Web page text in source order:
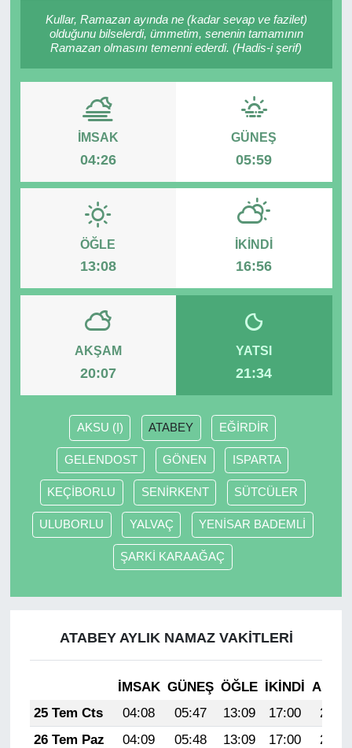
Kullar, Ramazan ayında ne (kadar sevap ve fazilet)
olduğunu bilselerdi, ümmetim, senenin tamamının
Ramazan olmasını temenni ederdi. (Hadis-i şerif)
İMSAK
04:26
GÜNEŞ
05:59
ÖĞLE
13:08
İKINDI
16:56
AKŞAM
20:07
YATSI
21:34
AKSU (I) ATABEY EĞİRDİR
GELENDOST GÖNEN ISPARTA
KEÇİBORLU SENİRKENT SÜTCÜLER
ULUBORLU YALVAÇ YENİSAR BADEMLİ
ŞARKİ KARAAĞAÇ
ATABEY AYLIK NAMAZ VAKITLERI
İMSAK GÜNEŞ ÖĞLE İKINDI
25 Tem Cts
04:08 05:47 13:09 17:00
20:21
26 Tem Paz
04:09 05:48 13:09 17:00
20:20
RESMİ REKLAM